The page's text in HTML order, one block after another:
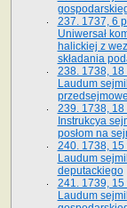
237. 1737, 6
Uniwersał
halickiej z
składania
238. 1738,
Laudum
239. 1738,
Instrukcya
posłom na
240. 1738,
Laudum
deputackiego
241. 1739,
Laudum